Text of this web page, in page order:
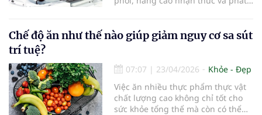
Chế độ ăn như thế nào giúp giảm nguy cơ sa sút
trí tuệ?
07:07 | 23/04/2026
Khỏe - Đẹp
Việc ăn nhiều thực phẩm thực vật
chất lượng cao không chỉ tốt cho
sức khỏe tổng thể mà còn có thể